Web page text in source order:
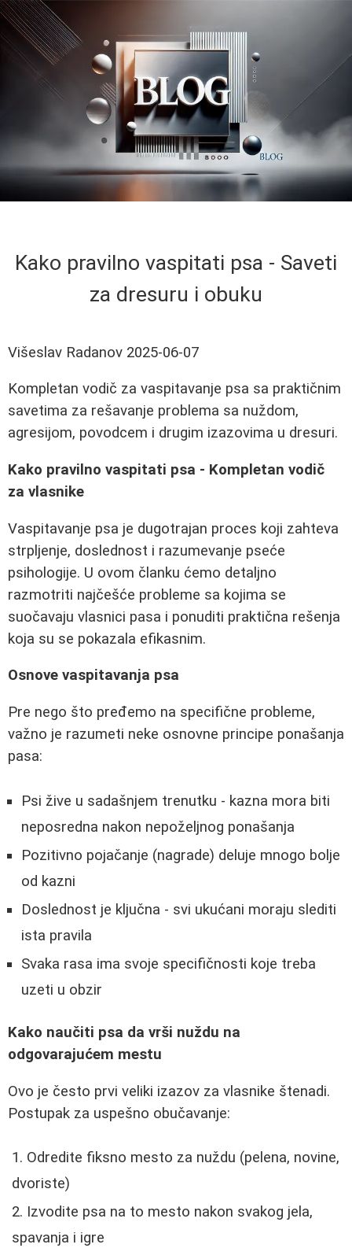
Kako pravilno vaspitati psa - Saveti
za dresuru i obuku
Višeslav Radanov 2025-06-07
Kompletan vodič za vaspitavanje psa sa praktičnim
savetima za rešavanje problema sa nuždom,
agresijom, povodcem i drugim izazovima u dresuri.
Kako pravilno vaspitati psa - Kompletan vodič
za vlasnike
Vaspitavanje psa je dugotrajan proces koji zahteva
strpljenje, doslednost i razumevanje pseće
psihologije. U ovom članku ćemo detaljno
razmotriti najčešće probleme sa kojima se
suočavaju vlasnici pasa i ponuditi praktična rešenja
koja su se pokazala efikasnim.
Osnove vaspitavanja psa
Pre nego što pređemo na specifične probleme,
važno je razumeti neke osnovne principe ponašanja
pasa:
Psi žive u sadašnjem trenutku - kazna mora biti
neposredna nakon nepoželjnog ponašanja
Pozitivno pojačanje (nagrade) deluje mnogo bolje
od kazni
Doslednost je ključna - svi ukućani moraju slediti
ista pravila
Svaka rasa ima svoje specifičnosti koje treba
uzeti u obzir
Kako naučiti psa da vrši nuždu na
odgovarajućem mestu
Ovo je često prvi veliki izazov za vlasnike štenadi.
Postupak za uspešno obučavanje:
Odredite fiksno mesto za nuždu (pelena, novine,
dvoriste)
Izvodite psa na to mesto nakon svakog jela,
spavanja i igre